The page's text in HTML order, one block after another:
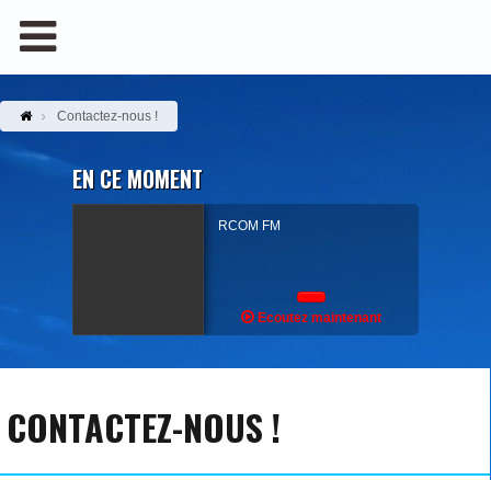
Contactez-nous !
EN CE MOMENT
RCOM FM
Ecoutez maintenant
CONTACTEZ-NOUS !